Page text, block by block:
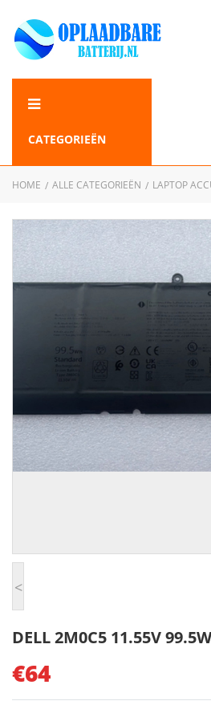
CATEGORIEËN
HOME ALLE CATEGORIEËN LAPTOP
<
DELL 2M0C5 11.55V
€64